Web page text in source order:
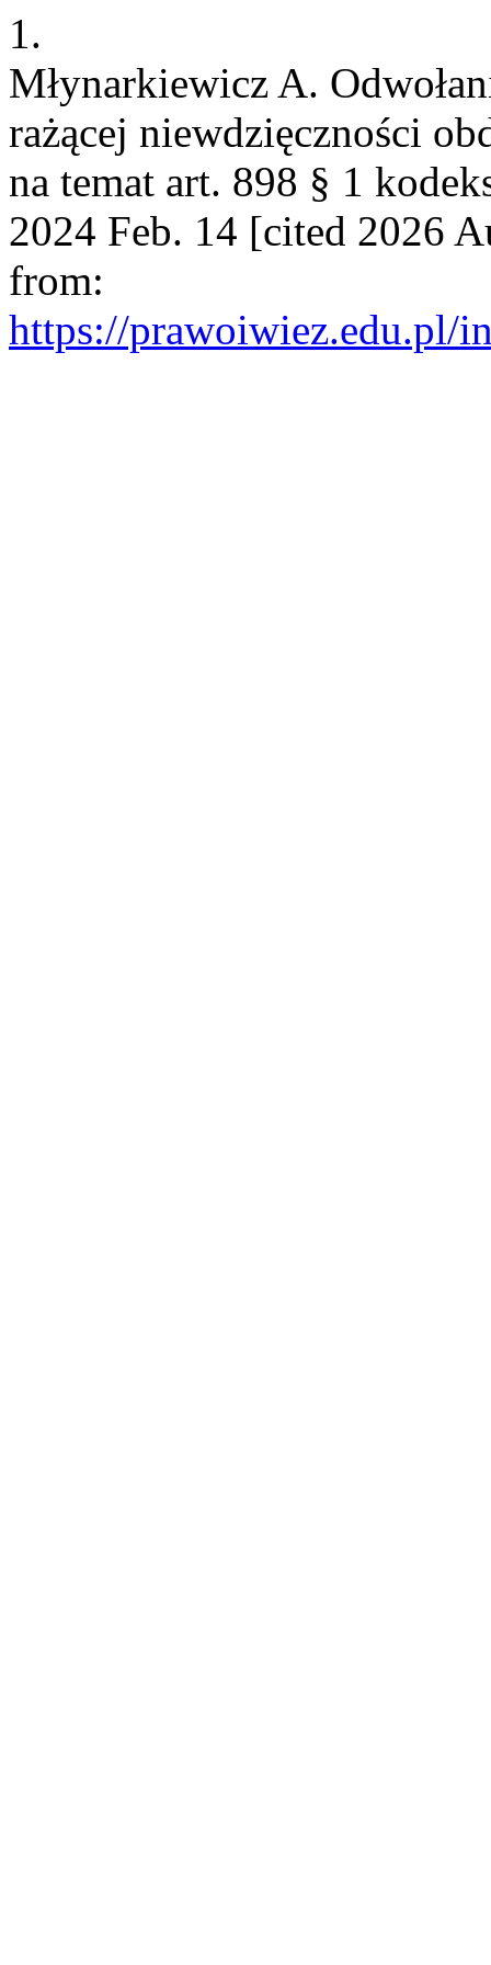
1.
Młynarkiewicz A.
rażącej niewdzięczności
na temat art. 898 § 1
2024 Feb. 14 [cited 2026
from:
https://prawoiwiez.edu.pl/